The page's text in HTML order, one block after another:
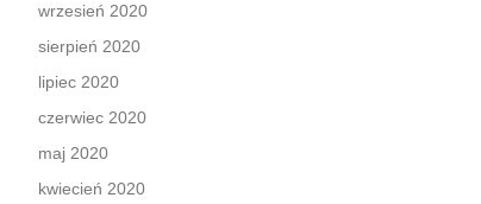
wrzesień 2020
sierpień 2020
lipiec 2020
czerwiec 2020
maj 2020
kwiecień 2020